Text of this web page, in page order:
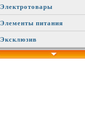
Электротовары
Элементы питания
Эксклюзив